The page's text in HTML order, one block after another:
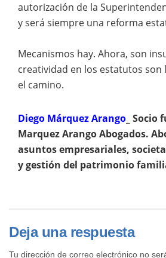
autorización de la
y será siempre una reforma
Mecanismos hay. Ahora, son
creatividad en los estatutos son
el camino.
Diego Márquez Arango _
Marquez Arango Abogados.
asuntos empresariales,
y gestión del patrimonio
Deja una respuesta
Tu dirección de correo electrónico no